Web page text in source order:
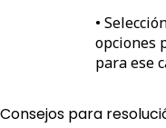
•
opciones
para ese
Consejos para